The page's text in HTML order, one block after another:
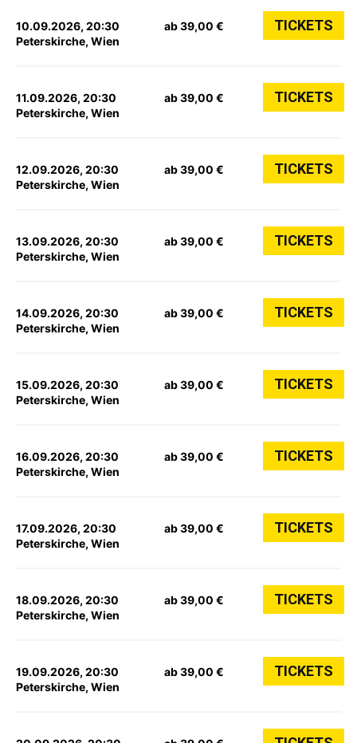
10.09.2026, 20:30
Peterskirche, Wien
ab 39,00 € TICKETS
11.09.2026, 20:30
Peterskirche, Wien
ab 39,00 € TICKETS
12.09.2026, 20:30
Peterskirche, Wien
ab 39,00 € TICKETS
13.09.2026, 20:30
Peterskirche, Wien
ab 39,00 € TICKETS
14.09.2026, 20:30
Peterskirche, Wien
ab 39,00 € TICKETS
15.09.2026, 20:30
Peterskirche, Wien
ab 39,00 € TICKETS
16.09.2026, 20:30
Peterskirche, Wien
ab 39,00 € TICKETS
17.09.2026, 20:30
Peterskirche, Wien
ab 39,00 € TICKETS
18.09.2026, 20:30
Peterskirche, Wien
ab 39,00 € TICKETS
19.09.2026, 20:30
Peterskirche, Wien
ab 39,00 € TICKETS